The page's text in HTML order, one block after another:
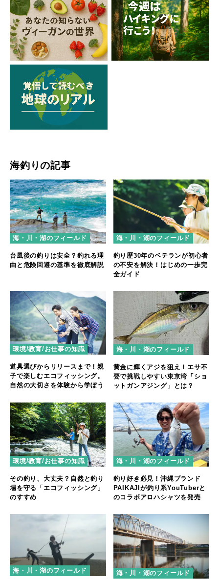
海釣りの記事
海・川・湖のフィールド
台風後の釣りは安全？釣れる理
由と危険回避の基準を徹底解説
海・川・湖のフィールド
釣り歴30年のベテランが初心者
の不安を解決！はじめの一歩完
全ガイド
環境/教育/お仕事の知識
道具選びからリリースまで！親
子で楽しむエコフィッシング。
自然の大切さを体験から学ぼう
海・川・湖のフィールド
黄金に輝くアジを狙え！エサ不
要で挑戦しやすい東京湾「ショ
ットガンアジング」とは？
環境/教育/お仕事の知識
その釣り、大丈夫？自然と釣り
場を守る「エコフィッシング」
のすすめ
海・川・湖のフィールド
釣り好き必見！沖縄ブランド
PAIKAJIが釣り系YouTuberと
のコラボアロハシャツを発売
海・川・湖のフィールド 海・川・湖のフィールド